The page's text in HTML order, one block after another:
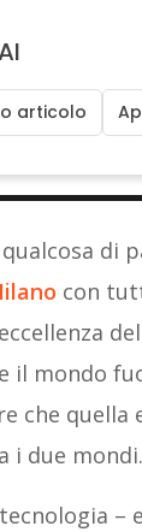
articolo
di
ilano con
il mondo
che quella
i due mondi.
–